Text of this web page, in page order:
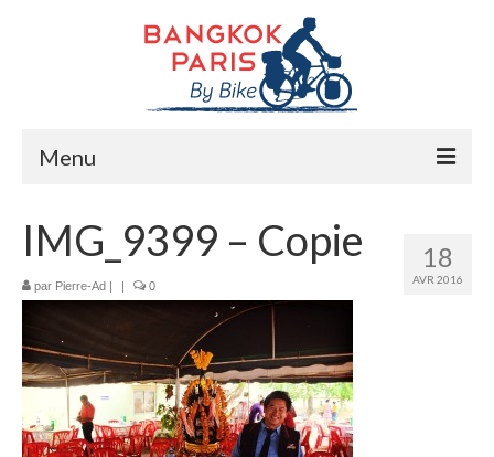
Menu
Préparation bike trip
La route
Mes rencontres
Me soutenir
Presse
18
AVR 2016
IMG_9399 – Copie
par Pierre-Ad | | 0